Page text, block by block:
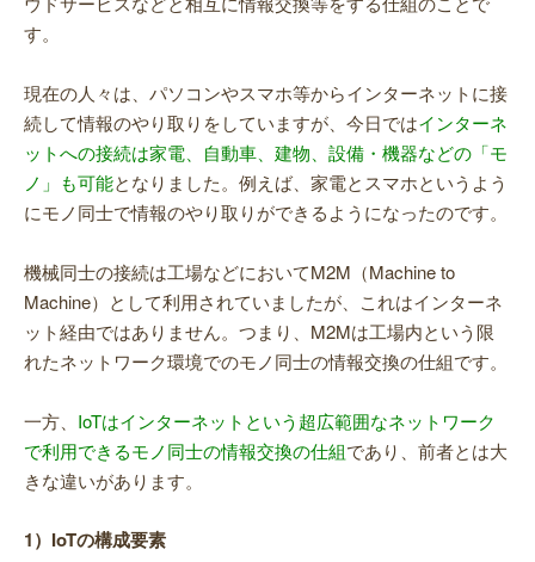
す。
現在の人々は、パソコンやスマホ等からインターネットに接
続して情報のやり取りをしていますが、今日ではインターネ
ットへの接続は家電、自動車、建物、設備・機器などの「モ
ノ」も可能となりました。例えば、家電とスマホというよう
にモノ同士で情報のやり取りができるようになったのです。
機械同士の接続は工場などにおいてM2M（Machine to
Machine）として利用されていましたが、これはインターネ
ット経由ではありません。つまり、M2Mは工場内という限
れたネットワーク環境でのモノ同士の情報交換の仕組です。
一方、 IoTはインターネットという超広範囲なネットワーク
で利用できるモノ同士の情報交換の仕組であり、前者とは大
きな違いがあります。
1）IoTの構成要素